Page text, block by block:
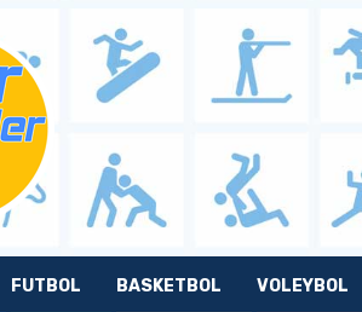
FUTBOL BASKETBOL VOLEYBOL